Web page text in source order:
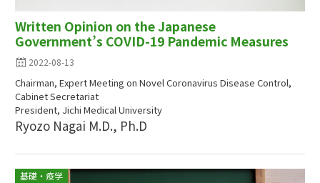
Written Opinion on the Japanese
Government’s COVID-19 Pandemic Measures
2022-08-13
Chairman, Expert Meeting on Novel Coronavirus Disease Control,
Cabinet Secretariat
President, Jichi Medical University
Ryozo Nagai M.D., Ph.D
基礎・疫学